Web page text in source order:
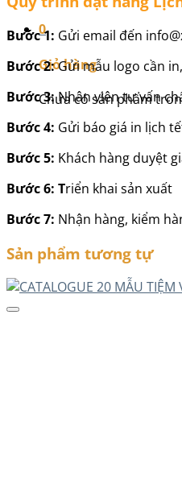
0
Giỏ hàng
Chưa có sản phẩm
Bước 1: Gửi email đến
Bước 2:Gửi mẫu logo cần
Bước 3:Nhân viên tư vấn
Bước 4: Gửi báo giá in lịch
Bước 5: Khách hàng duyệt
Bước 6: Triển khai sản xuất
Bước 7: Nhận hàng, kiểm
Sản phẩm tương tự